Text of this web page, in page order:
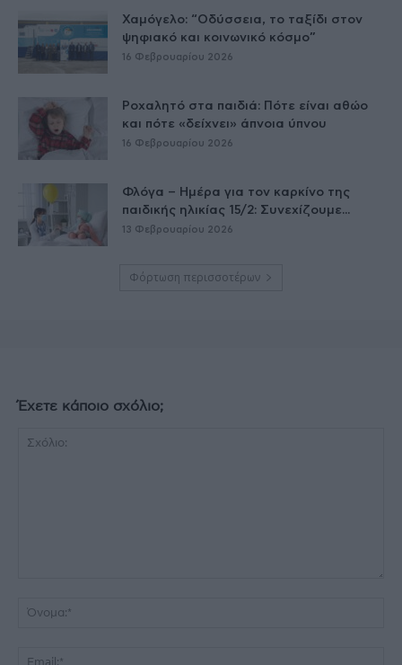
Χαμόγελο: “Οδύσσεια, το ταξίδι στον
ψηφιακό και κοινωνικό κόσμο”
16 Φεβρουαρίου 2026
Ροχαλητό στα παιδιά: Πότε είναι αθώο
και πότε «δείχνει» άπνοια ύπνου
16 Φεβρουαρίου 2026
Φλόγα – Ημέρα για τον καρκίνο της
παιδικής ηλικίας 15/2: Συνεχίζουμε...
13 Φεβρουαρίου 2026
Φόρτωση περισσοτέρων
Έχετε κάποιο σχόλιο;